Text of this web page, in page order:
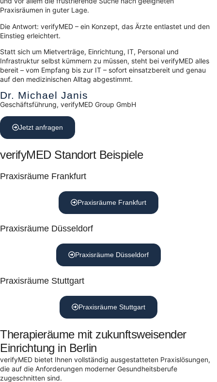
Praxisräumen in guter Lage.
Die Antwort: verifyMED – ein Konzept, das Ärzte entlastet und den
Einstieg erleichtert.
Statt sich um Mietverträge, Einrichtung, IT, Personal und
Infrastruktur selbst kümmern zu müssen, steht bei verifyMED alles
bereit – vom Empfang bis zur IT – sofort einsatzbereit und genau
auf den medizinischen Alltag abgestimmt.
Dr. Michael Janis
Geschäftsführung, verifyMED Group GmbH
Jetzt anfragen
verifyMED Standort Beispiele
Praxisräume Frankfurt
Praxisräume Frankfurt
Praxisräume Düsseldorf
Praxisräume Düsseldorf
Praxisräume Stuttgart
Praxisräume Stuttgart
Therapieräume mit zukunftsweisender
Einrichtung in Berlin
verifyMED bietet Ihnen vollständig ausgestatteten Praxislösungen,
die auf die Anforderungen moderner Gesundheitsberufe
zugeschnitten sind.